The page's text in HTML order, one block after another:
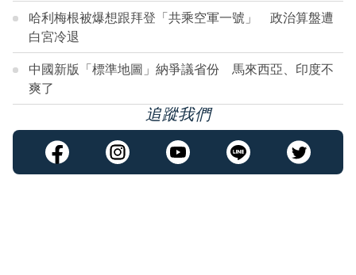
哈利梅根被爆想跟拜登「共乘空軍一號」 政治算盤遭
白宮冷退
中國新版「標準地圖」納爭議省份 馬來西亞、印度不
爽了
追蹤我們